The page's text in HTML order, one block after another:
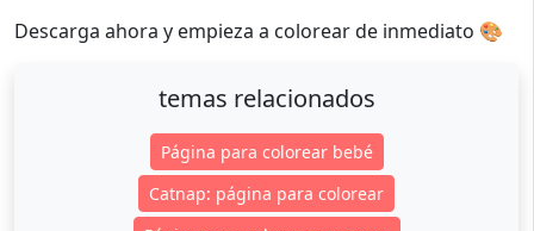
Descarga ahora y empieza a colorear de inmediato 🎨
temas relacionados
Página para colorear bebé
Catnap: página para colorear